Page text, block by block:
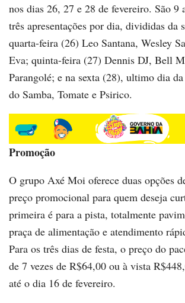
nos dias 26, 27 e 28 de fevereiro. São 9
três apresentações por dia, divididas da
quarta-feira (26) Leo Santana, Wesley
Eva; quinta-feira (27) Dennis DJ, Bell
Parangolé; e na sexta (28), ultimo dia
do Samba, Tomate e Psirico.
Promoção
O grupo Axé Moi oferece duas opções
preço promocional para quem deseja
primeira é para a pista, totalmente
praça de alimentação e atendimento
Para os três dias de festa, o preço do
de 7 vezes de R$64,00 ou à vista
até o dia 16 de fevereiro.